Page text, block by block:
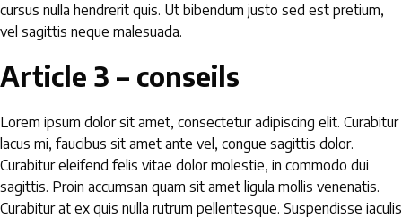
cursus nulla hendrerit quis. Ut bibendum justo sed est pretium,
vel sagittis neque malesuada.
Article 3 – conseils
Lorem ipsum dolor sit amet, consectetur adipiscing elit. Curabitur
lacus mi, faucibus sit amet ante vel, congue sagittis dolor.
Curabitur eleifend felis vitae dolor molestie, in commodo dui
sagittis. Proin accumsan quam sit amet ligula mollis venenatis.
Curabitur at ex quis nulla rutrum pellentesque. Suspendisse iaculis